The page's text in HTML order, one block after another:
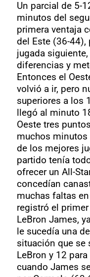
Un parcial de 5-
minutos del
primera ventaja
del Este (36-44),
jugada
diferencias y
Entonces el
volvió a ir, pero
superiores a los
llegó al minuto
Oeste tres
muchos
de los mejores
partido tenía
ofrecer un All-
concedían
muchas faltas
registró el
LeBron James,
le sucedía una
situación que se
LeBron y 12
cuando James